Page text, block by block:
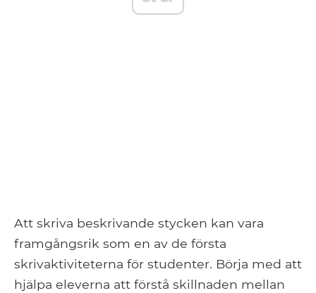
Att skriva beskrivande stycken kan vara
framgångsrik som en av de första
skrivaktiviteterna för studenter. Börja med att
hjälpa eleverna att förstå skillnaden mellan